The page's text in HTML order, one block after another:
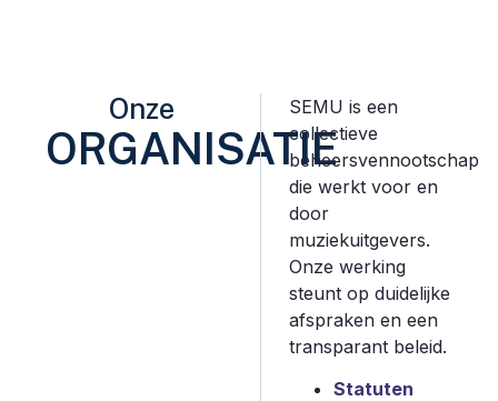
Onze
ORGANISATIE
SEMU is een
collectieve
beheersvennootschap
die werkt voor en
door
muziekuitgevers.
Onze werking
steunt op duidelijke
afspraken en een
transparant beleid.
Statuten